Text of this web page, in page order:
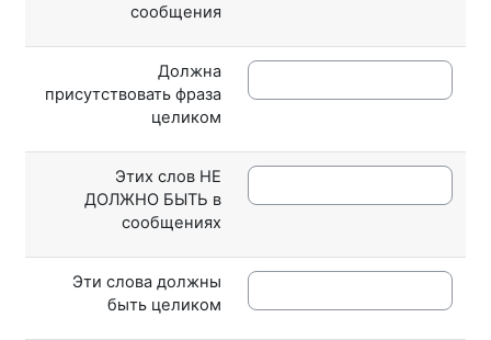
сообщения
Должна
присутствовать фраза
целиком
Этих слов НЕ
ДОЛЖНО БЫТЬ в
сообщениях
Эти слова должны
быть целиком